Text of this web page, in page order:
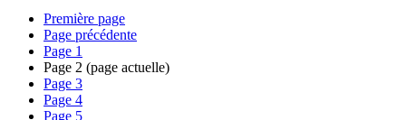
Première page
Page précédente
Page 1
Page 2 (page actuelle)
Page 3
Page 4
Page 5